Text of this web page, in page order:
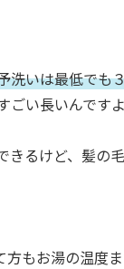
洗いは最低でも
い長いんですよ
きるけど、髪の
方もお湯の温度